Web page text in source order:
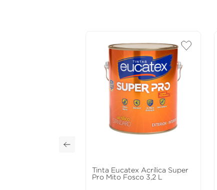
Tinta Eucatex Acrílica Super
Pro Mito Fosco 3,2 L